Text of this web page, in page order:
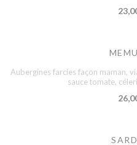
Aubergines farcies façon maman,
sauce tomate,